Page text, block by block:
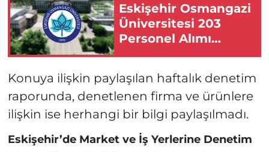
Eskişehir Osmangazi
Üniversitesi 203
Personel Alımı
Yapacak!
Konuya ilişkin paylaşılan haftalık denetim
raporunda, denetlenen firma ve ürünlere
ilişkin ise herhangi bir bilgi paylaşılmadı.
Eskişehir’de Market ve İş Yerlerine Denetim